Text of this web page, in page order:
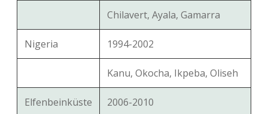
Chilavert, Ayala, Gamarra
Nigeria 1994-2002
Kanu, Okocha, Ikpeba, Oliseh
Elfenbeinküste 2006-2010